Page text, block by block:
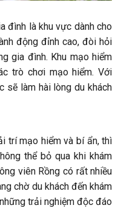
đình là khu vực dành cho
động đỉnh cao, đòi hỏi
gia đình. Khu mạo hiểm
trò chơi mạo hiểm. Với
sẽ làm hài lòng du khách
trí mạo hiểm và bí ẩn, thì
thể bỏ qua khi khám
viên Rồng có rất nhiều
chờ du khách đến khám
trải nghiệm độc đáo